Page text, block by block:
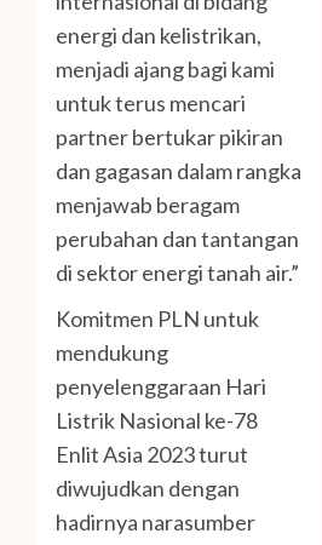
energi dan kelistrikan,
menjadi ajang bagi kami
untuk terus mencari
partner bertukar pikiran
dan gagasan dalam rangka
menjawab beragam
perubahan dan tantangan
di sektor energi tanah air.”
Komitmen PLN untuk
mendukung
penyelenggaraan Hari
Listrik Nasional ke-78
Enlit Asia 2023 turut
diwujudkan dengan
hadirnya narasumber